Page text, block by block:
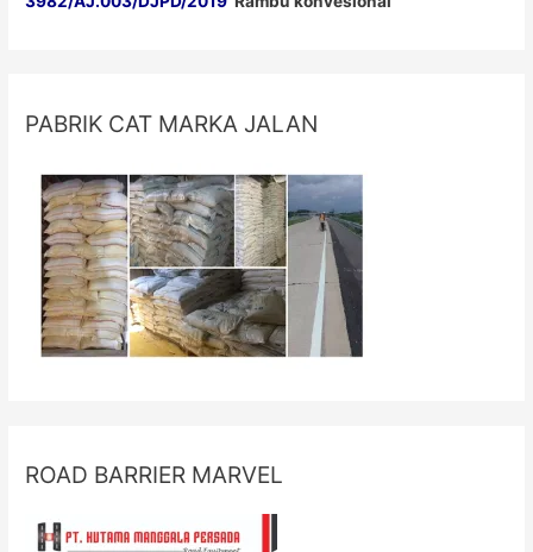
PABRIK CAT MARKA JALAN
ROAD BARRIER MARVEL